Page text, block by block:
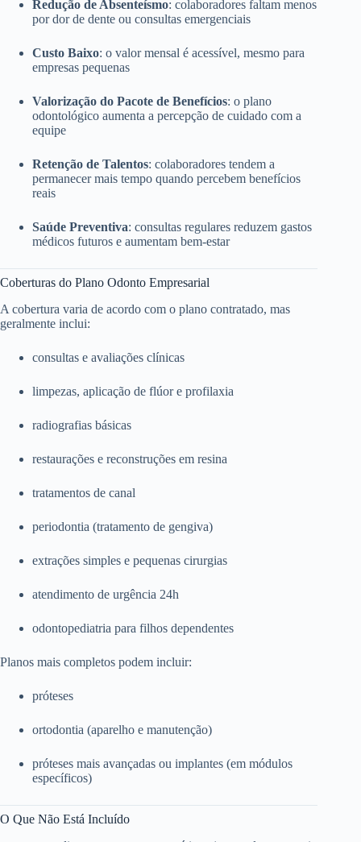
Redução de Absenteísmo: colaboradores faltam menos
por dor de dente ou consultas emergenciais
Custo Baixo: o valor mensal é acessível, mesmo para
empresas pequenas
Valorização do Pacote de Benefícios: o plano
odontológico aumenta a percepção de cuidado com a
equipe
Retenção de Talentos: colaboradores tendem a
permanecer mais tempo quando percebem benefícios
reais
Saúde Preventiva: consultas regulares reduzem gastos
médicos futuros e aumentam bem-estar
Coberturas do Plano Odonto Empresarial
A cobertura varia de acordo com o plano contratado, mas
geralmente inclui:
consultas e avaliações clínicas
limpezas, aplicação de flúor e profilaxia
radiografias básicas
restaurações e reconstruções em resina
tratamentos de canal
periodontia (tratamento de gengiva)
extrações simples e pequenas cirurgias
atendimento de urgência 24h
odontopediatria para filhos dependentes
Planos mais completos podem incluir:
próteses
ortodontia (aparelho e manutenção)
próteses mais avançadas ou implantes (em módulos
específicos)
O Que Não Está Incluído